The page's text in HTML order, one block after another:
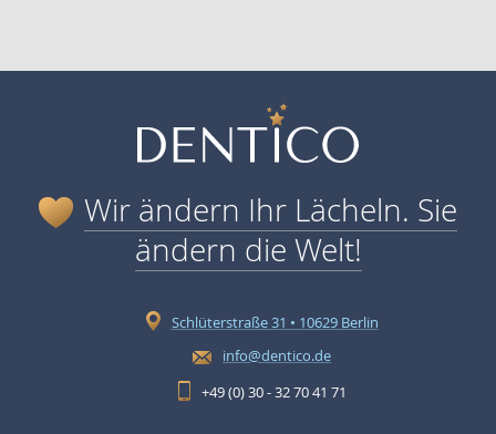
Wir ändern Ihr Lächeln. Sie
ändern die Welt!
Schlüterstraße 31 • 10629 Berlin
info@dentico.de
+49 (0) 30 - 32 70 41 71